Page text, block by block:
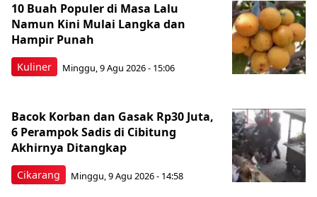
Kuliner
10 Buah Populer di Masa Lalu
Namun Kini Mulai Langka dan
Hampir Punah
Minggu, 9 Agu 2026 - 15:06
Cikarang
Bacok Korban dan Gasak Rp30 Juta,
6 Perampok Sadis di Cibitung
Akhirnya Ditangkap
Minggu, 9 Agu 2026 - 14:58